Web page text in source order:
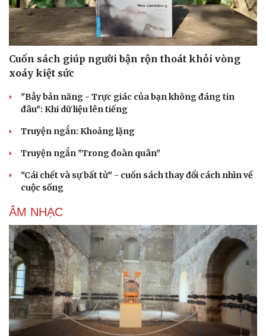
Cải chính
Cuốn sách giúp người bận rộn thoát khỏi vòng
xoáy kiệt sức
"Bẫy bản năng - Trực giác của bạn không đáng tin
đâu": Khi dữ liệu lên tiếng
Truyện ngắn: Khoảng lặng
Truyện ngắn "Trong đoàn quân"
"Cái chết và sự bất tử" - cuốn sách thay đổi cách nhìn về
cuộc sống
ÂM NHẠC